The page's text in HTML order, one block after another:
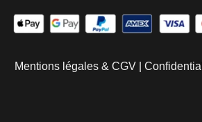
Mentions légales & CGV